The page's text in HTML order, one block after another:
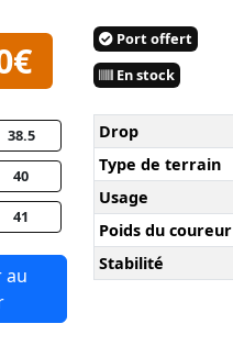
38.5
40
41
au
Port offert
En stock
Drop
Type de terrain
Usage
Poids du coureur
Stabilité